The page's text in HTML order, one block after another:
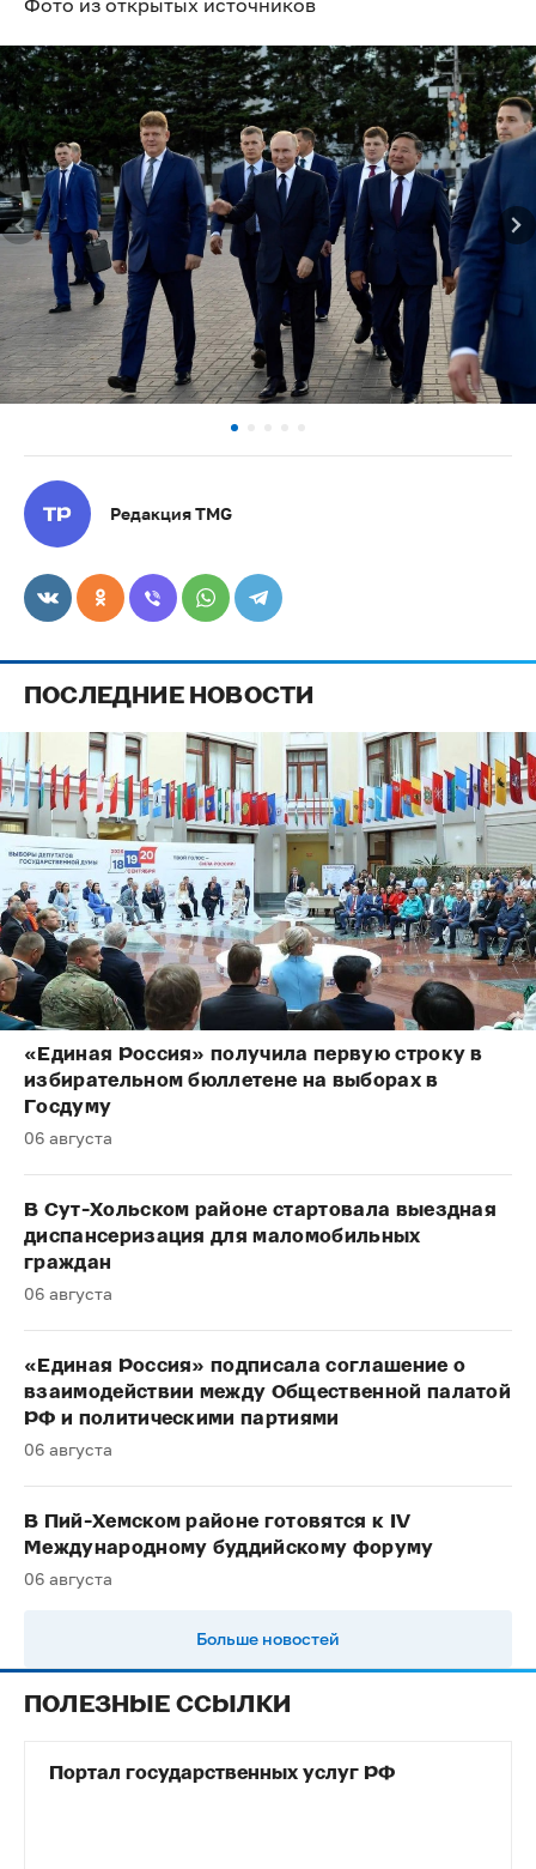
Фото из открытых источников
Редакция TMG
ПОСЛЕДНИЕ НОВОСТИ
«Единая Россия» получила первую строку в
избирательном бюллетене на выборах в
Госдуму
06 августа
В Сут-Хольском районе стартовала выездная
диспансеризация для маломобильных
граждан
06 августа
«Единая Россия» подписала соглашение о
взаимодействии между Общественной палатой
РФ и политическими партиями
06 августа
В Пий-Хемском районе готовятся к IV
Международному буддийскому форуму
06 августа
Больше новостей
ПОЛЕЗНЫЕ ССЫЛКИ
Портал государственных услуг РФ